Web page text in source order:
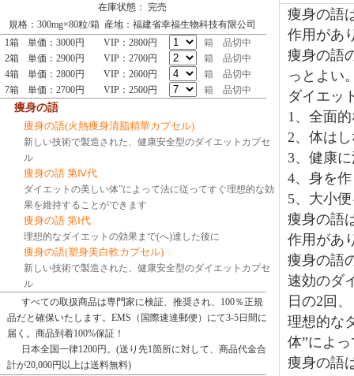
在庫状態： 完売
規格：300mg×80粒/箱 産地：福建省幸福生物科技有限公司
1箱
単価：3000円 VIP：2800円 箱 品切中
2箱
単価：2900円 VIP：2700円 箱 品切中
4箱
単価：2800円 VIP：2600円 箱 品切中
7箱
単価：2700円 VIP：2500円 箱 品切中
痩身の語
痩身の語(火熱痩身清脂精華カプセル)
新しい技術で製造された、健康安全型のダイエットカプセ
ル
痩身の語 第Ⅳ代
ダイエットの美しい体”によって法に従ってすぐ理想的な効
果を維持することができます
痩身の語 第Ⅰ代
理想的なダイエットの効果まで(へ)達した後に
痩身の語(塑身美白軟カプセル)
新しい技術で製造された、健康安全型のダイエットカプセ
ル
すべての取扱商品は専門家に検証、推奨され、100％正規
品だと確保いたします。EMS（国際速達郵便）にて3-5日間に
届く。商品到着100%保証！
日本全国一律1200円。(送り先1箇所に対して、商品代金合
計が20,000円以上は送料無料)
痩身の語
作用があ
痩身の語
っとよい
ダイエッ
1、全面
2、体は
3、健康
4、身を
5、大小
痩身の語
作用があ
痩身の語
速効のダ
日の2回
理想的な
体”によ
痩身の語